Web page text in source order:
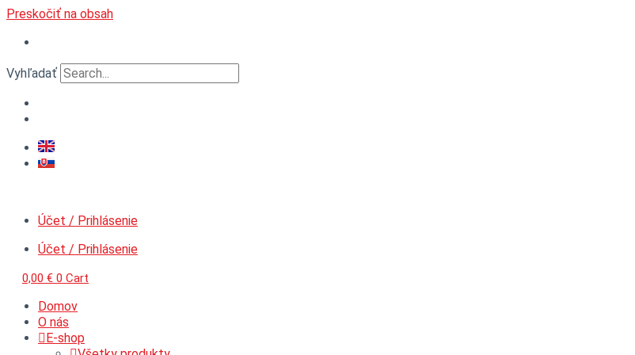
Preskočiť na obsah
Vyhľadať
Účet / Prihlásenie
Účet / Prihlásenie
0,00 € 0 Cart
Domov
O nás
E-shop